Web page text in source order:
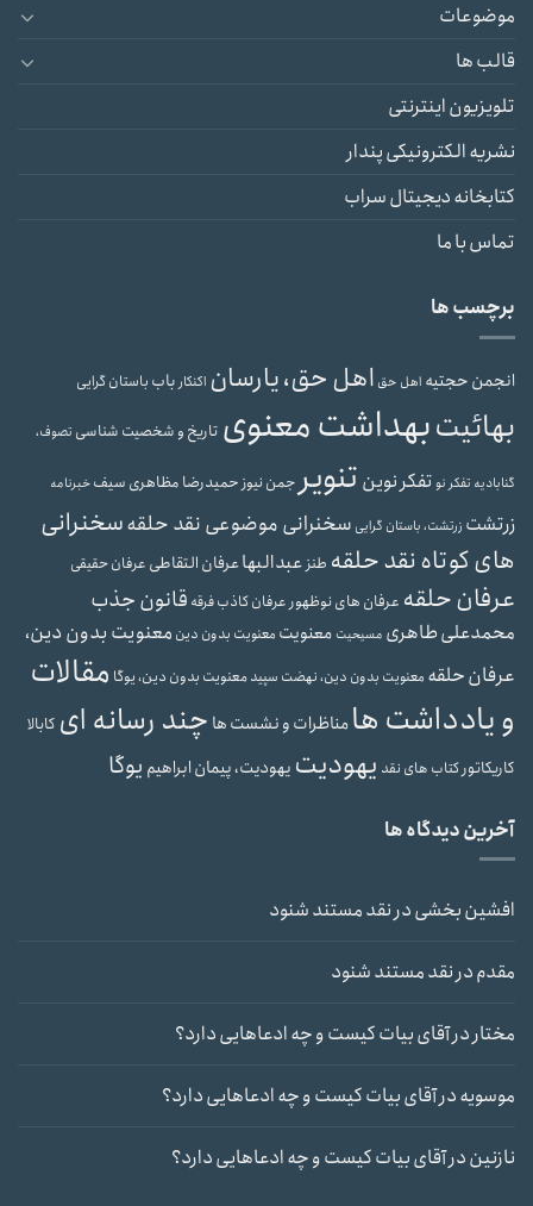
موضوعات
قالب ها
تلویزیون اینترنتی
نشریه الکترونیکی پندار
کتابخانه دیجیتال سراب
تماس با ما
برچسب ها
انجمن حجتیه اهل حق اهل حق، یارسان اکنکارباب باستان گرایی
بهائیتبهداشت معنوی تاریخ و شخصیت شناسی تصوف،
گنابادیه تفکر نوتفکر نوین تنویر جمن نیوز حمیدرضا مظاهری سیفخبرنامه
زرتشت زرتشت، باستان گرایی سخنرانی موضوعی نقد حلقهسخنرانی
های کوتاه نقد حلقه طنز عبدالبهاعرفان التقاطی عرفان حقیقی
عرفان حلقه عرفان های نوظهور عرفان کاذبفرقه قانون جذب
محمدعلی طاهری مسیحیت معنویت معنویت بدون دین معنویت بدون دین،
عرفان حلقه معنویت بدون دین، نهضت سپیدمعنویت بدون دین، یوگا مقالات
و یادداشت هامناظرات و نشست ها چند رسانه ای کابالا
کاریکاتور کتاب های نقد یهودیت یهودیت، پیمان ابراهیم یوگا
آخرین دیدگاه ها
افشین بخشیدرنقد مستند شنود
مقدمدرنقد مستند شنود
مختاردرآقای بیات کیست و چه ادعاهایی دارد؟
موسویهدرآقای بیات کیست و چه ادعاهایی دارد؟
نازنیندرآقای بیات کیست و چه ادعاهایی دارد؟